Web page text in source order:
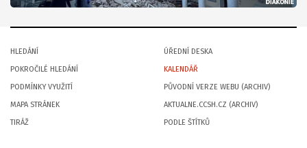
HLEDÁNÍ
POKROČILÉ HLEDÁNÍ
PODMÍNKY VYUŽITÍ
MAPA STRÁNEK
TIRÁŽ
ÚŘEDNÍ DESKA
KALENDÁŘ
PŮVODNÍ VERZE WEBU (ARCHIV)
AKTUALNE.CCSH.CZ (ARCHIV)
PODLE ŠTÍTKŮ